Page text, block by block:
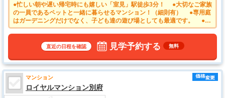
●忙しい朝や遅い帰宅時にも嬉しい「室見」駅徒歩3分！ ●大切なご家族
の一員であるペットと一緒に暮らせるマンション！（細則有） ●専用庭
はガーデニングだけでなく、子ども達の遊び場としても最適です。 ●玄
関前を通る人が少ない角部屋は、静かでプライバシーを確保しやすくなり
す。 ●キッチンには家事時間を短縮する食洗機付き
直近の日程を確認 見学予約する 無料
マンション
ロイヤルマンション別府